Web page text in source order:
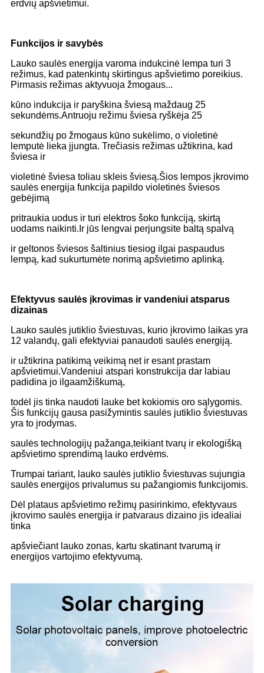
erdvių apšvietimui.
Funkcijos ir savybės
Lauko saulės energija varoma indukcinė lempa turi 3
režimus, kad patenkintų skirtingus apšvietimo poreikius.
Pirmasis režimas aktyvuoja žmogaus...
kūno indukcija ir paryškina šviesą maždaug 25
sekundėms.Antruoju režimu šviesa ryškėja 25
sekundžių po žmogaus kūno sukėlimo, o violetinė
lemputė lieka įjungta. Trečiasis režimas užtikrina, kad
šviesa ir
violetinė šviesa toliau skleis šviesą.Šios lempos įkrovimo
saulės energija funkcija papildo violetinės šviesos
gebėjimą
pritraukia uodus ir turi elektros šoko funkciją, skirtą
uodams naikinti. Ir jūs lengvai perjungsite baltą spalvą
ir geltonos šviesos šaltinius tiesiog ilgai paspaudus
lempą, kad sukurtumėte norimą apšvietimo aplinką.
Efektyvus saulės įkrovimas ir vandeniui atsparus
dizainas
Lauko saulės jutiklio šviestuvas, kurio įkrovimo laikas yra
12 valandų, gali efektyviai panaudoti saulės energiją.
ir užtikrina patikimą veikimą net ir esant prastam
apšvietimui.Vandeniui atspari konstrukcija dar labiau
padidina jo ilgaamžiškumą,
todėl jis tinka naudoti lauke bet kokiomis oro sąlygomis.
Šis funkcijų gausa pasižymintis saulės jutiklio šviestuvas
yra to įrodymas.
saulės technologijų pažanga,teikiant tvarų ir ekologišką
apšvietimo sprendimą lauko erdvėms.
Trumpai tariant, lauko saulės jutiklio šviestuvas sujungia
saulės energijos privalumus su pažangiomis funkcijomis.
Dėl plataus apšvietimo režimų pasirinkimo, efektyvaus
įkrovimo saulės energija ir patvaraus dizaino jis idealiai
tinka
apšviečiant lauko zonas, kartu skatinant tvarumą ir
energijos vartojimo efektyvumą.